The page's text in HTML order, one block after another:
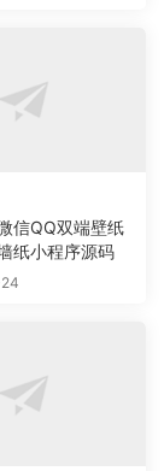
信QQ双端壁纸
纸小程序源码